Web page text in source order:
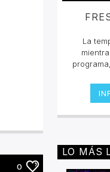
0
La
América,
LO MÁS